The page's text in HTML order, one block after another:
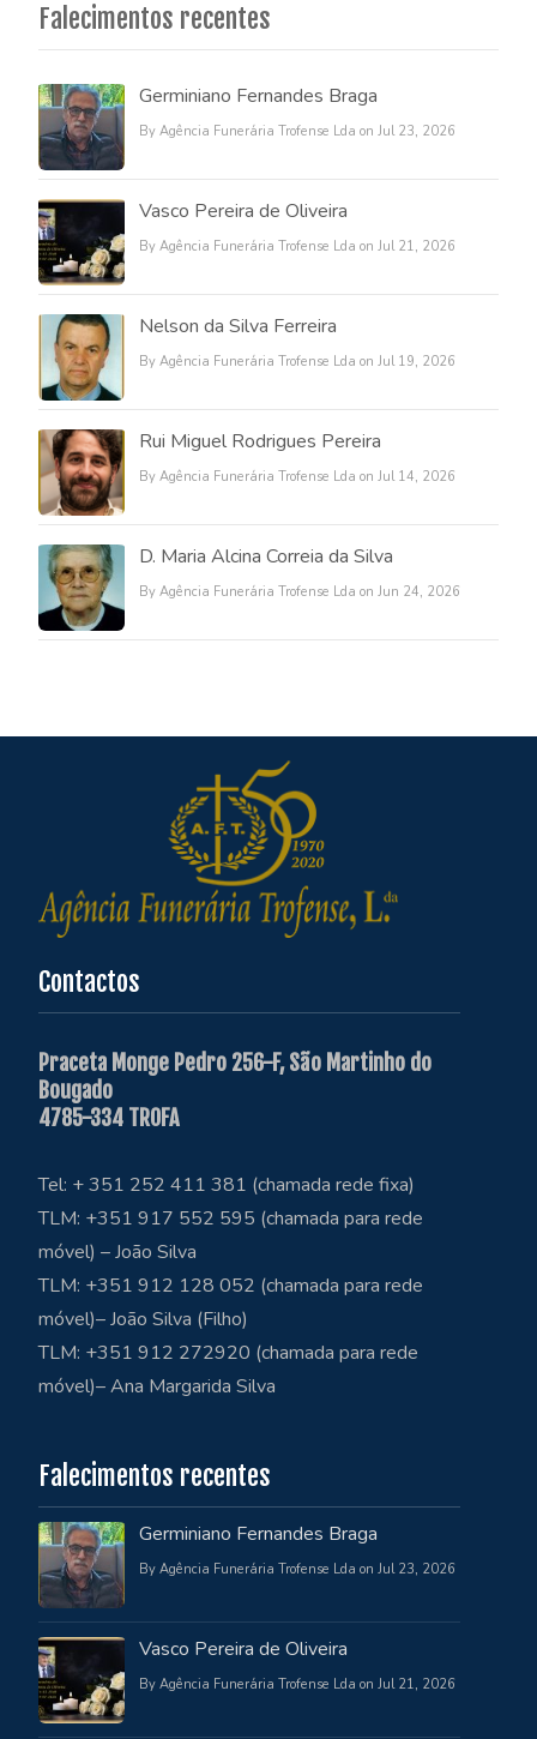
Falecimentos recentes
Germiniano Fernandes Braga
By Agência Funerária Trofense Lda on Jul 23, 2026
Vasco Pereira de Oliveira
By Agência Funerária Trofense Lda on Jul 21, 2026
Nelson da Silva Ferreira
By Agência Funerária Trofense Lda on Jul 19, 2026
Rui Miguel Rodrigues Pereira
By Agência Funerária Trofense Lda on Jul 14, 2026
D. Maria Alcina Correia da Silva
By Agência Funerária Trofense Lda on Jun 24, 2026
Contactos
Praceta Monge Pedro 256-F, São Martinho do
Bougado
4785-334 TROFA
Tel: + 351 252 411 381 (chamada rede fixa)
TLM: +351 917 552 595 (chamada para rede
móvel) – João Silva
TLM: +351 912 128 052 (chamada para rede
móvel)– João Silva (Filho)
TLM: +351 912 272920 (chamada para rede
móvel)– Ana Margarida Silva
Falecimentos recentes
Germiniano Fernandes Braga
By Agência Funerária Trofense Lda on Jul 23, 2026
Vasco Pereira de Oliveira
By Agência Funerária Trofense Lda on Jul 21, 2026